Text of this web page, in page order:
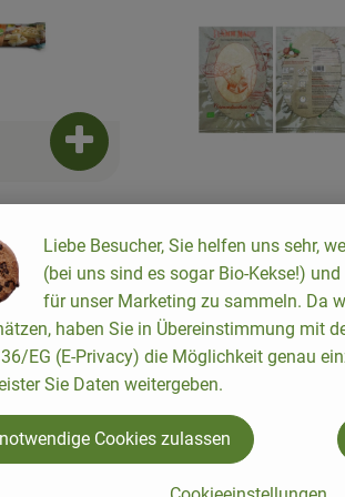
focaccia
Ajouter le produit au panier
, Prix:
5,89 € / pièce
Bases de gâteaux à
l'épeautre et à la
, Origine:
Allemagne, Prix de référence:
19,63 €
, Association:
, Autorité de contrôle:
AT-BIO-902
aux favoris Ajouter le produit
Liebe Besucher, Sie helfen uns sehr,
(bei uns sind es sogar Bio-Kekse!)
für unser Marketing zu sammeln. Da
haben Sie in Übereinstimmung mit
EG (E-Privacy) die Möglichkeit genau
Sie Daten weitergeben.
Cookies zulassen